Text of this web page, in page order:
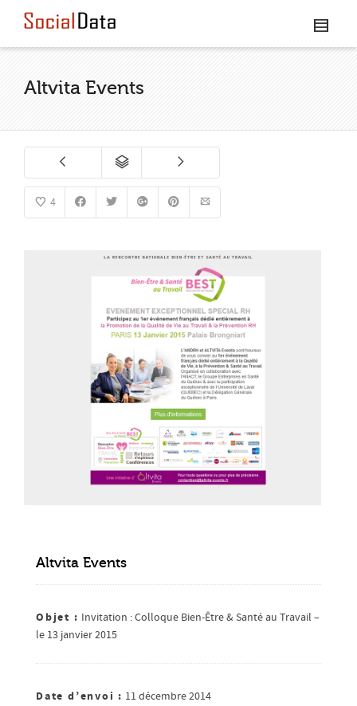
Altvita Events
4
Altvita Events
Objet : Invitation : Colloque Bien-Être & Santé au Travail –
le 13 janvier 2015
Date d’envoi : 11 décembre 2014